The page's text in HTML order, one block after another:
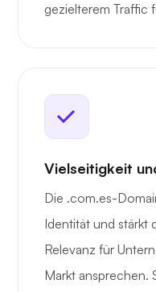
gezielterem Traffic
Vielseitigkeit
Die .com.es-
Identität und stärkt
Relevanz für
Markt ansprechen.